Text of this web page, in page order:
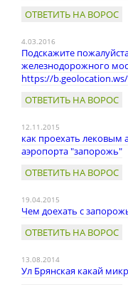
ОТВЕТИТЬ НА ВОРОС
4.03.2016
Подскажите
железнодорожного
https://
ОТВЕТИТЬ НА ВОРОС
12.11.2015
как проехать
аэропорта "запорожь"
ОТВЕТИТЬ НА ВОРОС
19.04.2015
Чем доехать с
ОТВЕТИТЬ НА ВОРОС
13.08.2014
Ул Брянская какай